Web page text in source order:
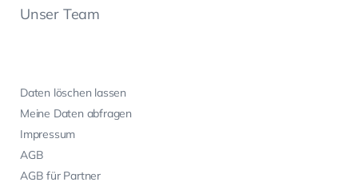
Unser Team
Daten löschen lassen
Meine Daten abfragen
Impressum
AGB
AGB für Partner